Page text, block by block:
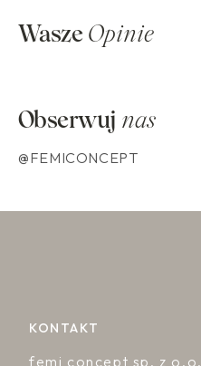
Wasze Opinie
Obserwuj nas
@FEMICONCEPT
KONTAKT
femi concept sp. z o.o.